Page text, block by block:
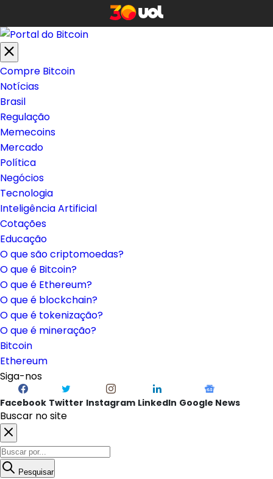
Compre Bitcoin
Notícias
Brasil
Regulação
Memecoins
Mercado
Política
Negócios
Tecnologia
Inteligência Artificial
Cotações
Educação
O que são criptomoedas?
O que é Bitcoin?
O que é Ethereum?
O que é blockchain?
O que é tokenização?
O que é mineração?
Bitcoin
Ethereum
Siga-nos
Facebook Twitter Instagram LinkedIn Google News
Buscar no site
Pesquisar